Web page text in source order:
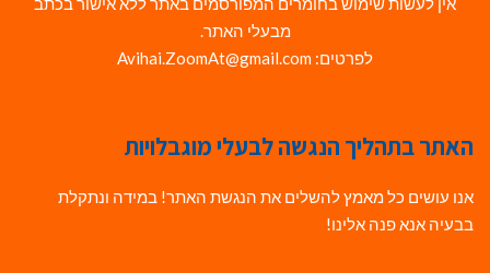
מבעלי האתר.
לפרטים: Avihai.ZoomAt@gmail.com
האתר בתהליך הנגשה לבעלי מוגבלויות
אנו עושים כל מאמץ להשלים את הנגשת האתר! במידה ונתקלת
בבעיה אנא פנה אלינו!